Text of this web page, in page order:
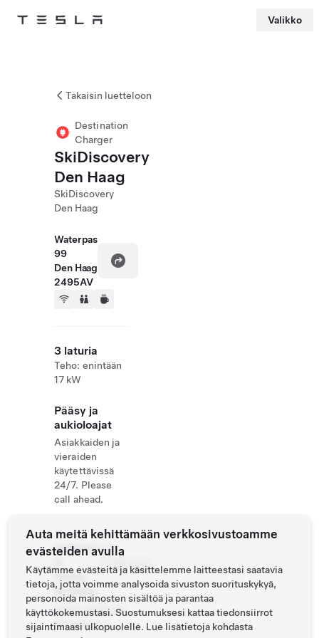
Tesla Valikko
Takaisin luetteloon
Destination
Charger
SkiDiscovery
Den Haag
SkiDiscovery
Den Haag
Waterpas
99
Den Haag
2495AV
3 laturia
Teho: enintään
17 kW
Pääsy ja
aukioloajat
Asiakkaiden ja
vieraiden
käytettävissä
24/7. Please
call ahead.
Website
Phone
Number
+31
https://www.ski
discovery.nl
Auta meitä kehittämään verkkosivustoamme
evästeiden avulla
Käytämme evästeitä ja käsittelemme laitteestasi saatavia
tietoja, jotta voimme analysoida sivuston suorituskykyä,
personoida mainosten sisältöä ja parantaa
käyttökokemustasi. Suostumuksesi kattaa tiedonsiirrot
sijaintimaasi ulkopuolelle. Lue lisätietoja kohdasta